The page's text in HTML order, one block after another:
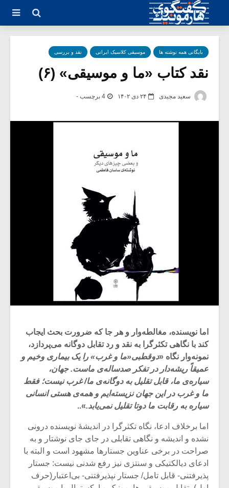
بایگانی همه نوشته ها موسیقی کلاسیک ایرانی نقد و بررسی
نقد کتاب «ما و موسیقی» (۶)
سعید مجیدی ۲۴ دی ۱۴۰۲ 4 برچسب -
اما نویسنده، مغالطه‌وار و هر جا که ضرورت بحث ایجاب
کند با نگاهی تکثرگرا به نقد و رد تقابل دوگانه می‌پردازد،
نمونه‌وار نگاه «دوقطبی«ما و غرب» را یک بیماری وخیم و
عمیقاً ریشه‌دار در تفکر صدساله‌ی ماست. جهان،
سیاره‌ی ما، قابل تقلیل به دوگانه‌ی ما/ غرب نیست؛ فقط
ما و غرب در این جهان نزیسته‌ایم و همه‌ی هستی انسانی
سیاره به رقابت ما دوتا تقلیل نمی‌یابد.»..
اما برخلاف ادعا، نگاه تکثرگرا در اندیشۀ نویسنده درونی
نشده و اندیشه و نگاهی تقابلی در جای جای نوشتار و به
صراحت در برخی عناوین جستارها مشهود است و البته با
ادعای دیالکتیکی و سنتزی نیز رفع شدنی نیست: جستار
پذیرفتنی- قابل تامل/ جستار نپذیرفتنی- بی‌اعتبار(حرف